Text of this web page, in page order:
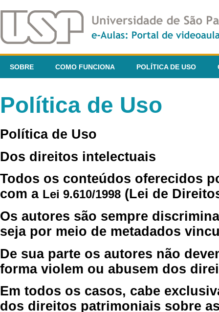
SOBRE COMO FUNCIONA POLÍTICA DE USO
Política de Uso
Política de Uso
Dos direitos intelectuais
Todos os conteúdos oferecidos
com a Lei 9.610/1998 (Lei de
Os autores são sempre
seja por meio de metadados
De sua parte os autores não
forma violem ou abusem dos
Em todos os casos, cabe
dos direitos patrimoniais sobre